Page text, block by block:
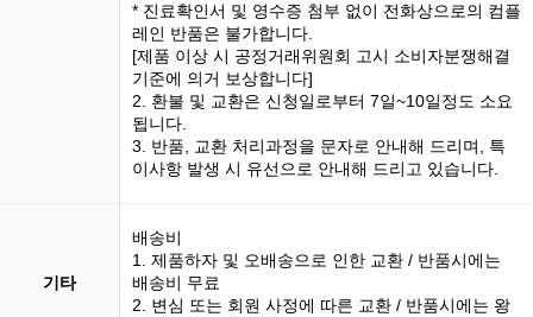
* 진료확인서 및 영수증 첨부 없이 전화상으로의 컴플
레인 반품은 불가합니다.
[제품 이상 시 공정거래위원회 고시 소비자분쟁해결
기준에 의거 보상합니다]
2. 환불 및 교환은 신청일로부터 7일~10일정도 소요
됩니다.
3. 반품, 교환 처리과정을 문자로 안내해 드리며, 특
이사항 발생 시 유선으로 안내해 드리고 있습니다.
기타
배송비
1. 제품하자 및 오배송으로 인한 교환 / 반품시에는
배송비 무료
2. 변심 또는 회원 사정에 따른 교환 / 반품시에는 왕